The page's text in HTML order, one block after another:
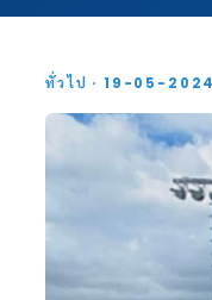
ทั่วไป · 19-05-2024